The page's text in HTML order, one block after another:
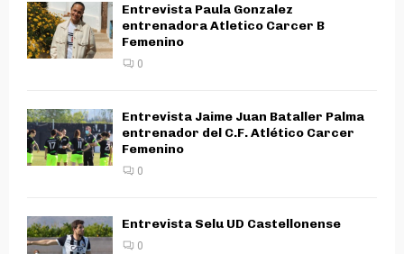
Entrevista Paula Gonzalez
entrenadora Atletico Carcer B
Femenino
0
Entrevista Jaime Juan Bataller Palma
entrenador del C.F. Atlético Carcer
Femenino
0
Entrevista Selu UD Castellonense
0